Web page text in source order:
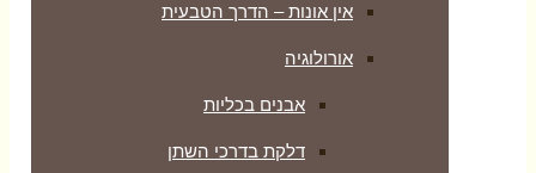
אין אונות – הדרך הטבעית
אורולוגיה
אבנים בכליות
דלקת בדרכי השתן